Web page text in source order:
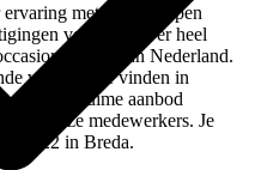
met het verkopen
verspreid over heel
van Nederland.
vestiging te vinden in
naar ons ruime aanbod
van onze medewerkers. Je
22 in Breda.